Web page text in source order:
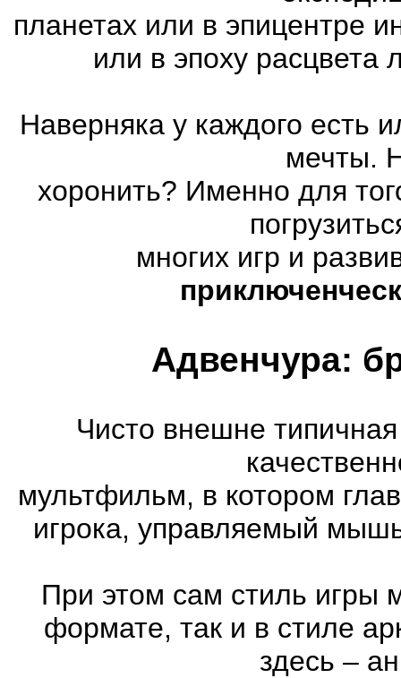
планетах или в эпицентре
или в эпоху
Наверняка у каждого есть
мечты.
хоронить? Именно для
многих игр и
Адвенчура:
Чисто внешне
мультфильм, в котором
игрока, управляемый
При этом сам стиль игры
формате, так и в стиле
здесь –